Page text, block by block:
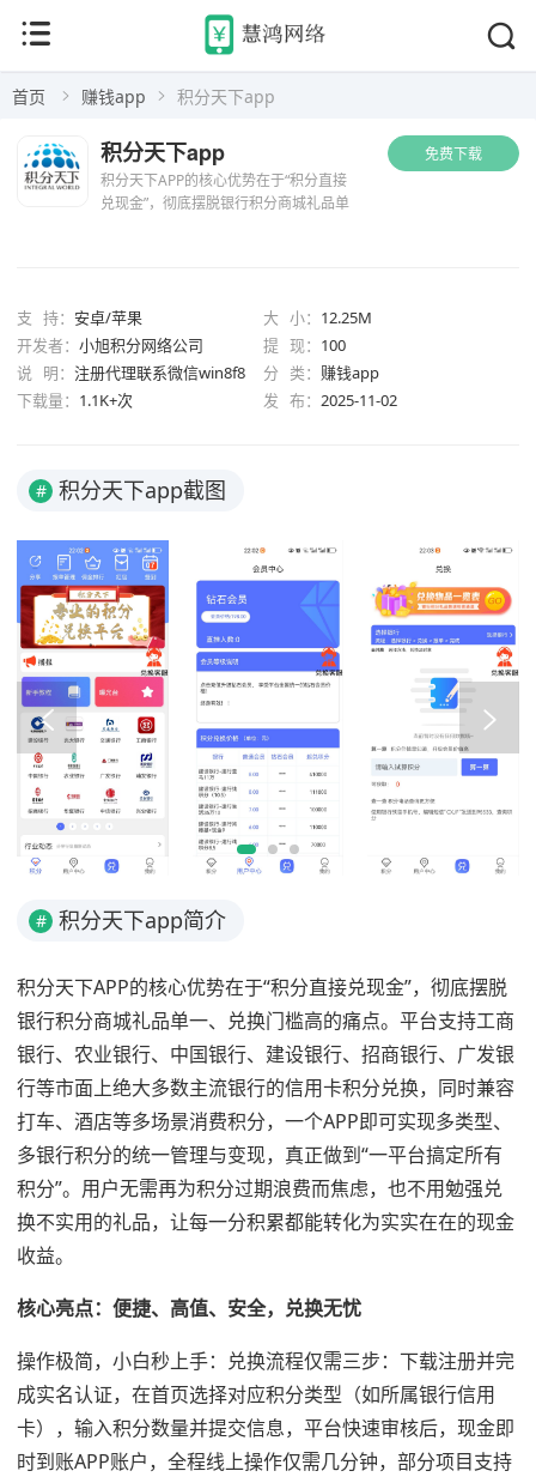
首页 赚钱app 积分天下app
免费下载
积分天下APP的核心优势在于“积分直接
兑现金”，彻底摆脱银行积分商城礼品单
积分天下app
支 持： 安卓/苹果 大 小： 12.25M
开发者： 小旭积分网络公司 提 现： 100
说 明： 注册代理联系微信win8f8 分 类： 赚钱app
下载量： 1.1K+次 发 布： 2025-11-02
# 积分天下app截图
# 积分天下app简介
积分天下APP的核心优势在于“积分直接兑现金”，彻底摆脱
银行积分商城礼品单一、兑换门槛高的痛点。平台支持工商
银行、农业银行、中国银行、建设银行、招商银行、广发银
行等市面上绝大多数主流银行的信用卡积分兑换，同时兼容
打车、酒店等多场景消费积分，一个APP即可实现多类型、
多银行积分的统一管理与变现，真正做到“一平台搞定所有
积分”。用户无需再为积分过期浪费而焦虑，也不用勉强兑
换不实用的礼品，让每一分积累都能转化为实实在在的现金
收益。
核心亮点：便捷、高值、安全，兑换无忧
操作极简，小白秒上手：兑换流程仅需三步：下载注册并完
成实名认证，在首页选择对应积分类型（如所属银行信用
卡），输入积分数量并提交信息，平台快速审核后，现金即
时到账APP账户，全程线上操作仅需几分钟，部分项目支持